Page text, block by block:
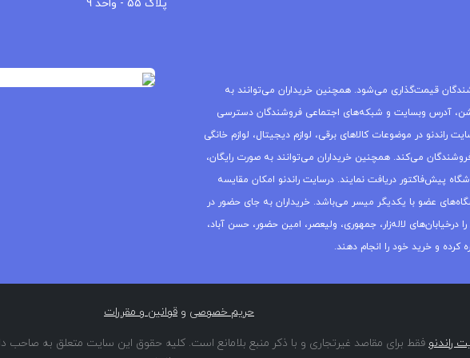
پلاک 55 - واحد 9
قیمت‌گذاری می‌شود. همچنین خریداران می‌توانند به
آدرس وبسایت و شبکه‌های اجتماعی فروشندگان دسترسی
در موضوعات کالاهای برقی، لوازم دیجیتال، لوازم خانگی
فروشندگان می‌کند. همچنین خریداران می‌توانند به صورت رایگان،
پیش‌فاکتور دریافت نمایند. درسایت راندنو امکان مقایسه
عضو با یکدیگر میسر می‌باشد. خریداران به جای حضور در
درخیابان‌های لاله‌زار، جمهوری، ولیعصر، امین حضور، حسن آباد،
کرده و خرید خود را انجام دهند.
حریم خصوصی و قوانین و مقررات
راندنو فقط برای مقاصد غیرتجاری و با ذکر منبع بلامانع است. کلیه حقوق این سایت متعلق به